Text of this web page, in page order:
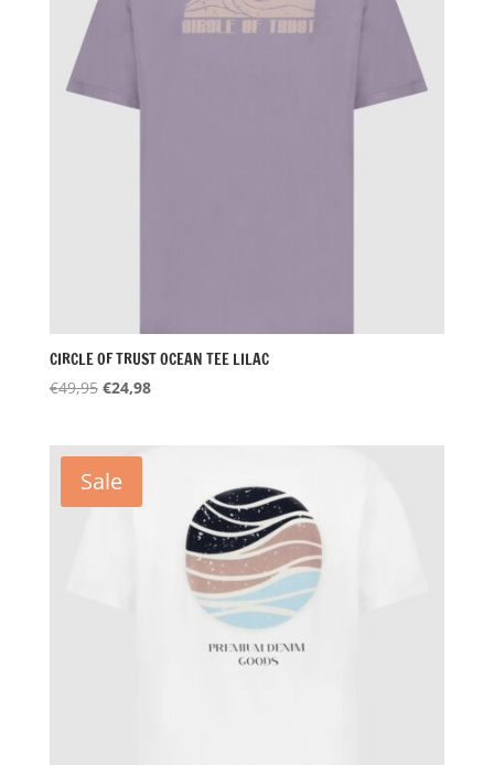
CIRCLE OF TRUST OCEAN TEE LILAC
€49,95 Oorspronkelijke
€49,95.
€24,98Huidige
Sale